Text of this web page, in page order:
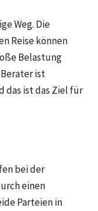
Weg. Die
Reise können
Belastung
ist
das ist das Ziel für
bei der
einen
Parteien in